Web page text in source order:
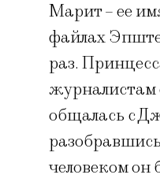
Марит – ее
файлах
раз.
журналистам
общалась с
человеком он